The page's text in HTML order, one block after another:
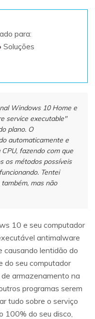
gratuitamente
para:
Soluções
Windows 10 Home e
service executable"
plano. O
automaticamente e
fazendo com que
os métodos possíveis
Tentei
mas não
10 e seu computador
antimalware
causando lentidão do
do seu computador
armazenamento na
programas serem
tudo sobre o serviço
100% do seu disco,